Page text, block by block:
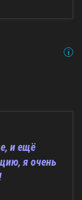
и ещё
я очень